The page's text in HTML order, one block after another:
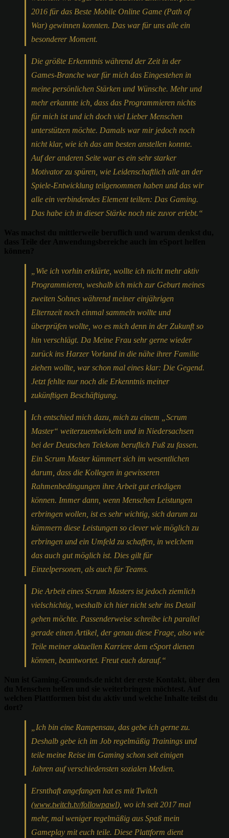
2016 für das Beste Mobile Online Game (Path of
War) gewinnen konnten. Das war für uns alle ein
besonderer Moment.
Die größte Erkenntnis während der Zeit in der
Games-Branche war für mich das Eingestehen in
meine persönlichen Stärken und Wünsche. Mehr und
mehr erkannte ich, dass das Programmieren nichts
für mich ist und ich doch viel Lieber Menschen
unterstützen möchte. Damals war mir jedoch noch
nicht klar, wie ich das am besten anstellen konnte.
Auf der anderen Seite war es ein sehr starker
Motivator zu spüren, wie Leidenschaftlich alle an der
Spiele-Entwicklung teilgenommen haben und das wir
alle ein verbindendes Element teilten: Das Gaming.
Das habe ich in dieser Stärke noch nie zuvor erlebt.“
„Wie ich vorhin erklärte, wollte ich nicht mehr aktiv
Programmieren, weshalb ich mich zur Geburt meines
zweiten Sohnes während meiner einjährigen
Elternzeit noch einmal sammeln wollte und
überprüfen wollte, wo es mich denn in der Zukunft so
hin verschlägt. Da Meine Frau sehr gerne wieder
zurück ins Harzer Vorland in die nähe ihrer Familie
ziehen wollte, war schon mal eines klar: Die Gegend.
Jetzt fehlte nur noch die Erkenntnis meiner
zukünftigen Beschäftigung.
Ich entschied mich dazu, mich zu einem „Scrum
Master“ weiterzuentwickeln und in Niedersachsen
bei der Deutschen Telekom beruflich Fuß zu fassen.
Ein Scrum Master kümmert sich im wesentlichen
darum, dass die Kollegen in gewisseren
Rahmenbedingungen ihre Arbeit gut erledigen
können. Immer dann, wenn Menschen Leistungen
erbringen wollen, ist es sehr wichtig, sich darum zu
kümmern diese Leistungen so clever wie möglich zu
erbringen und ein Umfeld zu schaffen, in welchem
das auch gut möglich ist. Dies gilt für
Einzelpersonen, als auch für Teams.
Die Arbeit eines Scrum Masters ist jedoch ziemlich
vielschichtig, weshalb ich hier nicht sehr ins Detail
gehen möchte. Passenderweise schreibe ich parallel
gerade einen Artikel, der genau diese Frage, also wie
Teile meiner aktuellen Karriere dem eSport dienen
können, beantwortet. Freut euch darauf.“
„Ich bin eine Rampensau, das gebe ich gerne zu.
Deshalb gebe ich im Job regelmäßig Trainings und
teile meine Reise im Gaming schon seit einigen
Jahren auf verschiedensten sozialen Medien.
Ersnthaft angefangen hat es mit Twitch
(www.twitch.tv/followpawl), wo ich seit 2017 mal
mehr, mal weniger regelmäßig aus Spaß mein
Gameplay mit euch teile. Diese Plattform dient